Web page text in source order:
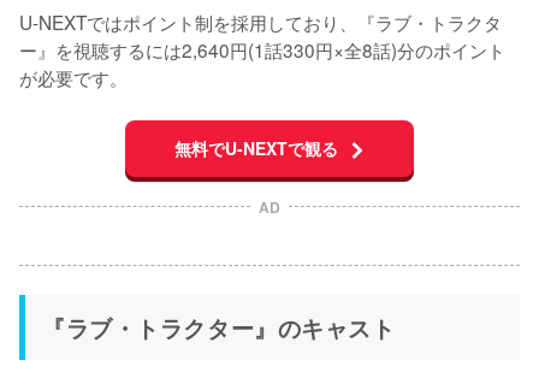
U-NEXTではポイント制を採用しており、『ラブ・トラクタ
ー』を視聴するには2,640円(1話330円×全8話)分のポイント
が必要です。
無料でU-NEXTで観る
AD
『ラブ・トラクター』のキャスト